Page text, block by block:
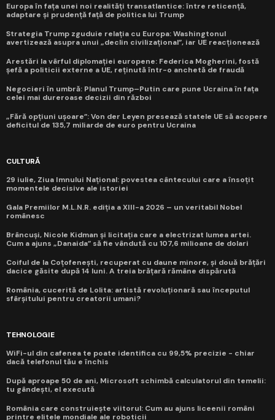
Europa în fața unei noi realități transatlantice: între reticență,
adaptare și prudență față de politica lui Trump
Strategia Trump zguduie relația cu Europa: Washingtonul
avertizează asupra unui „declin civilizațional”, iar UE reacționează
Arestări la vârful diplomației europene: Federica Mogherini, fostă
șefă a politicii externe a UE, reținută într-o anchetă de fraudă
Negocieri în umbră: Planul Trump–Putin care pune Ucraina în fața
celei mai dureroase decizii din război
„Fără opțiuni ușoare”: Von der Leyen presează statele UE să acopere
deficitul de 135,7 miliarde de euro pentru Ucraina
CULTURĂ
29 iulie, Ziua Imnului Național: povestea cântecului care a însoțit
momentele decisive ale istoriei
Gala Premiilor M.L.N.R. ediția a XIII-a 2026 – un veritabil Nobel
românesc
Brâncuși, Nicole Kidman și licitația care a electrizat lumea artei.
Cum a ajuns „Danaida” să fie vândută cu 107,6 milioane de dolari
Coiful de la Coțofenești, recuperat cu daune minore, și două brățări
dacice găsite după 14 luni. A treia brățară rămâne dispărută
România, cucerită de Lolita: artistă revoluționară sau începutul
sfârșitului pentru creatorii umani?
TEHNOLOGIE
WiFi-ul din cafenea te poate identifica cu 99,5% precizie - chiar
dacă telefonul tău e închis
După aproape 50 de ani, Microsoft schimbă calculatorul din temelii:
tu gândești, el execută
România care construiește viitorul: Cum au ajuns liceenii români
printre elitele mondiale ale roboticii